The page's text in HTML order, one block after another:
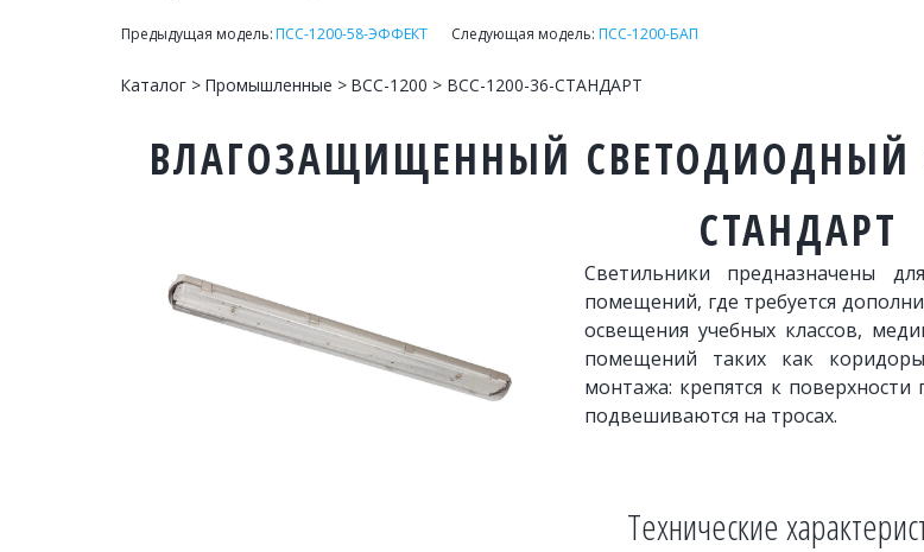
Предыдущая модель: ПСС-1200-58-ЭФФЕКТ
       Следующая модель:
ПСС-1200-БАП
Каталог > Промышленные > ВСС-1200 > ВСС-1200-36-СТАНДАРТ
ВЛАГОЗАЩИЩЕННЫЙ СВЕТОДИОДНЫЙ
СТАНДАРТ
Светильники предназначены
помещений, где требуется
освещения учебных классов,
помещений таких как
монтажа: крепятся к
подвешиваются на тросах.
Технические